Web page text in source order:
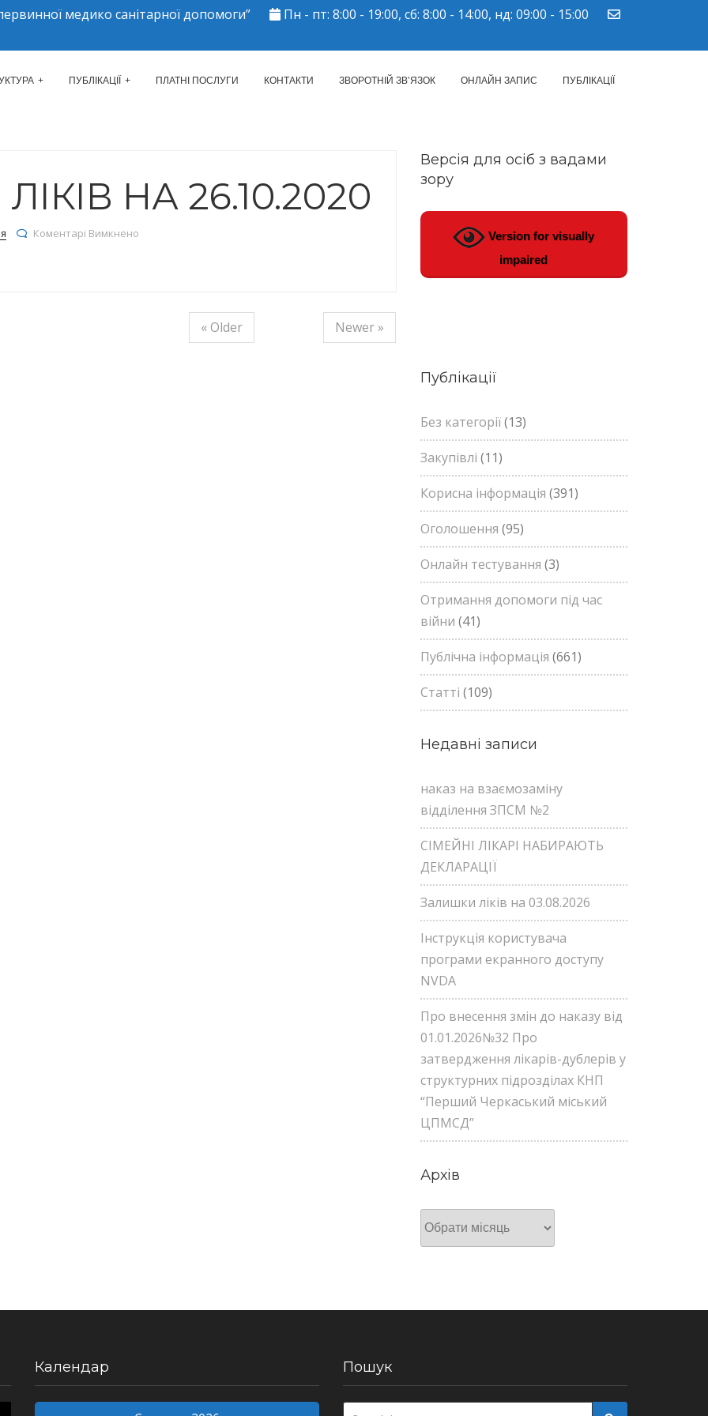
медико санітарної допомоги”
Пн - пт: 8:00 - 19:00, сб: 8:00 - 14:00, нд: 09:00 - 15:00
МІСЬКИЙ ЦЕНТР ПМСД"
ПУБЛІКАЦІЇ ПЛАТНІ ПОСЛУГИ КОНТАКТИ ЗВОРОТНІЙ ЗВ’ЯЗОК ОНЛАЙН ЗАПИС ПУБЛІКАЦІЇ
НА 26.10.2020
Коментарі Вимкнено
« Older
Newer »
Версія для осіб з вадами
зору
Version for visually
impaired
Публікації
Без категорії(13)
Закупівлі (11)
Корисна інформація (391)
Оголошення (95)
Онлайн тестування (3)
Отримання допомоги під час
війни (41)
Публічна інформація (661)
Статті (109)
Недавні записи
наказ на взаємозаміну
відділення ЗПСМ №2
СІМЕЙНІ ЛІКАРІ НАБИРАЮТЬ
ДЕКЛАРАЦІЇ
Залишки ліків на 03.08.2026
Інструкція користувача
програми екранного доступу
NVDA
Про внесення змін до наказу від
01.01.2026№32 Про
затвердження лікарів-дублерів у
структурних підрозділах КНП
“Перший Черкаський міський
ЦПМСД”
Архів
Архів
Календар Пошук